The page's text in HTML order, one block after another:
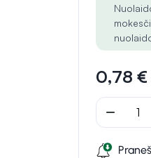
0,78 €
remove